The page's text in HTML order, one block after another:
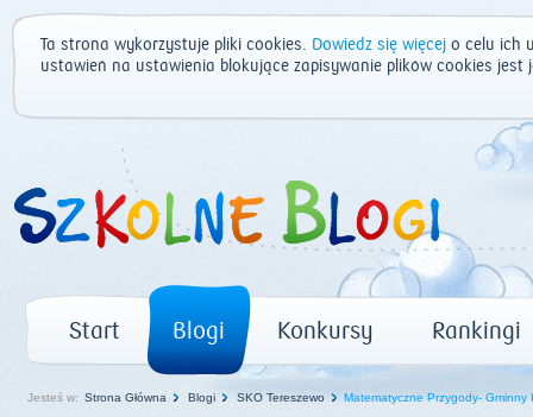
Ta strona wykorzystuje pliki cookies. Dowiedz się więcej o celu ich
ustawień na ustawienia blokujące zapisywanie plików cookies
Start Blogi Konkursy Rankingi
Jesteś w: Strona Główna Blogi SKO Tereszewo Matematyczne Przygody- Gminny